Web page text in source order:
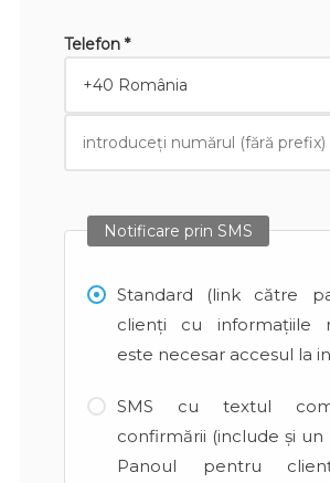
Telefon *
Notificare prin SMS
Standard (link către
clienți cu informațiile
este necesar accesul la
SMS cu textul
confirmării (include și un
Panoul pentru